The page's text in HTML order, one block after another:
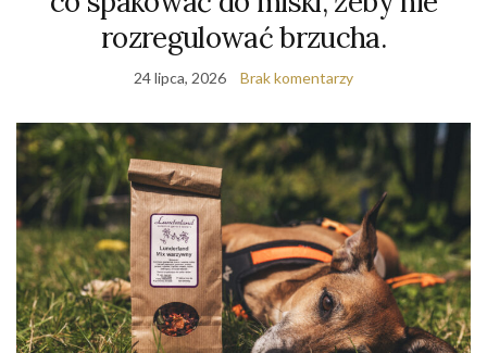
rozregulować brzucha.
24 lipca, 2026 Brak komentarzy